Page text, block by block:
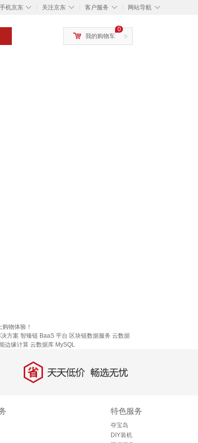
◇
手机京东 ◇
关注京东 ◇
客户服务 ◇
网站导航
>
0
我的购物车
物体验！
方案 智臻链 BaaS 平台 区块链数据服务 云数据
边缘计算 云数据库 MySQL
省 天天低价，畅选无忧
特色服务
夺宝岛
DIY装机